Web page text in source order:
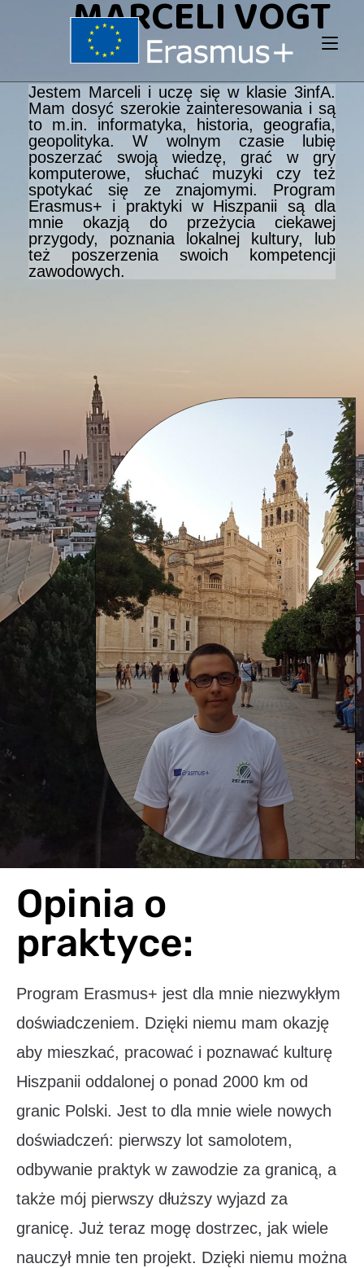
MARCELI VOGT
Jestem Marceli i uczę się w klasie 3infA.
Mam dosyć szerokie zainteresowania i są
to m.in. informatyka, historia, geografia,
geopolityka. W wolnym czasie lubię
poszerzać swoją wiedzę, grać w gry
komputerowe, słuchać muzyki czy też
spotykać się ze znajomymi. Program
Erasmus+ i praktyki w Hiszpanii są dla
mnie okazją do przeżycia ciekawej
przygody, poznania lokalnej kultury, lub
też poszerzenia swoich kompetencji
zawodowych.
Opinia o
praktyce:
Program Erasmus+ jest dla mnie niezwykłym
doświadczeniem. Dzięki niemu mam okazję
aby mieszkać, pracować i poznawać kulturę
Hiszpanii oddalonej o ponad 2000 km od
granic Polski. Jest to dla mnie wiele nowych
doświadczeń: pierwszy lot samolotem,
odbywanie praktyk w zawodzie za granicą, a
także mój pierwszy dłuższy wyjazd za
granicę. Już teraz mogę dostrzec, jak wiele
nauczył mnie ten projekt. Dzięki niemu można